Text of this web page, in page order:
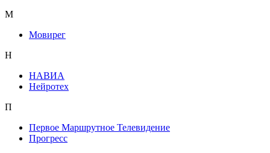
М
Мовирег
Н
НАВИА
Нейротех
П
Первое Маршрутное Телевидение
Прогресс